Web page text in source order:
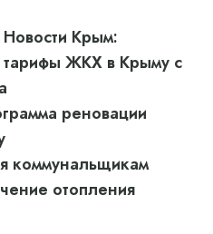
Крым:
тарифы ЖКХ в Крыму с
реновации
коммунальщикам
отопления